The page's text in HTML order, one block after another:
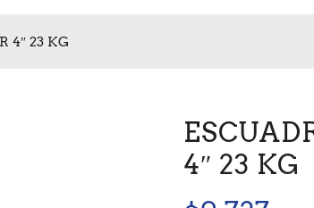
4″ 23 KG
4″ 23 KG